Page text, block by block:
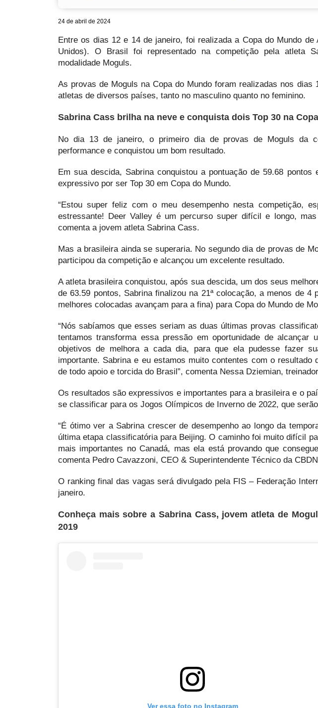
24 de abril de 2024
Entre os dias 12 e 14 de janeiro, foi realizada a Copa do Mundo
Unidos). O Brasil foi representado na competição pela atleta
modalidade Moguls.
As provas de Moguls na Copa do Mundo foram realizadas nos
atletas de diversos países, tanto no masculino quanto no feminino.
Sabrina Cass brilha na neve e conquista dois Top 30 na
No dia 13 de janeiro, o primeiro dia de provas de Moguls da
performance e conquistou um bom resultado.
Em sua descida, Sabrina conquistou a pontuação de 59.68
expressivo por ser Top 30 em Copa do Mundo.
“Estou super feliz com o meu desempenho nesta competição,
estressante! Deer Valley é um percurso super difícil e longo,
comenta a jovem atleta Sabrina Cass.
Mas a brasileira ainda se superaria. No segundo dia de provas de
participou da competição e alcançou um excelente resultado.
A atleta brasileira conquistou, após sua descida, um dos seus
de 63.59 pontos, Sabrina finalizou na 21ª colocação, a menos de
melhores colocadas avançam para a fina) para Copa do Mundo de
“Nós sabíamos que esses seriam as duas últimas provas
tentamos transforma essa pressão em oportunidade de alcançar
objetivos de melhora a cada dia, para que ela pudesse fazer
importante. Sabrina e eu estamos muito contentes com o
de todo apoio e torcida do Brasil”, comenta Nessa Dziemian,
Os resultados são expressivos e importantes para a brasileira e o
se classificar para os Jogos Olímpicos de Inverno de 2022, que
“É ótimo ver a Sabrina crescer de desempenho ao longo da
última etapa classificatória para Beijing. O caminho foi muito difícil
mais importantes no Canadá, mas ela está provando que
comenta Pedro Cavazzoni, CEO & Superintendente Técnico da
O ranking final das vagas será divulgado pela FIS – Federação
janeiro.
Conheça mais sobre a Sabrina Cass, jovem atleta de
2019
Ver essa foto no Instagram